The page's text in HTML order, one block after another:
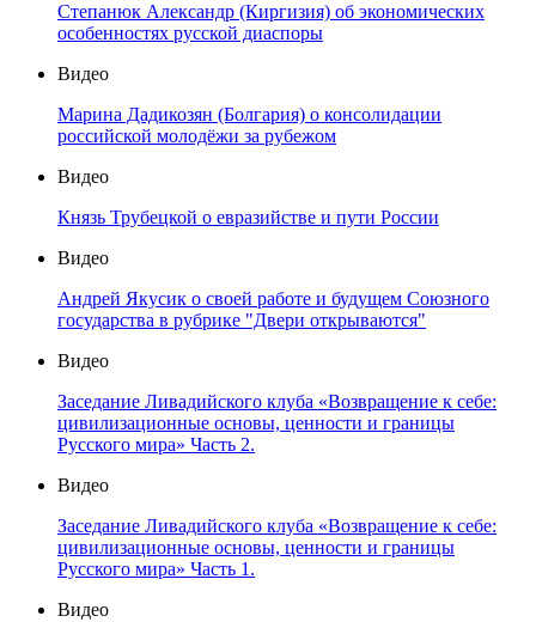
Степанюк Александр (Киргизия) об экономических
особенностях русской диаспоры
Видео
Марина Дадикозян (Болгария) о консолидации
российской молодёжи за рубежом
Видео
Князь Трубецкой о евразийстве и пути России
Видео
Андрей Якусик о своей работе и будущем Союзного
государства в рубрике "Двери открываются"
Видео
Заседание Ливадийского клуба «Возвращение к себе:
цивилизационные основы, ценности и границы
Русского мира» Часть 2.
Видео
Заседание Ливадийского клуба «Возвращение к себе:
цивилизационные основы, ценности и границы
Русского мира» Часть 1.
Видео